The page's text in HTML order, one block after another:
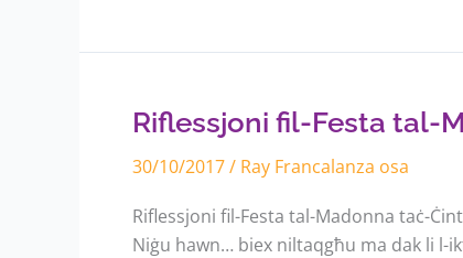
Riflessjoni fil-Festa tal-
30/10/2017/ Ray Francalanza osa
Riflessjoni fil-Festa tal-Madonna taċ-
Niġu hawn… biex niltaqgħu ma dak li l-
Riflessjoni
tal-
Madonna
Ċintura